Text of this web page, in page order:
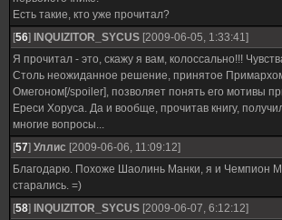
Есть такие, кто уже прочитал?
[56] INQUIZITOR_SYCUS [2009-06-05, 1:33:41]
Я прочитал - это, скажу я вам, колоссально!!!
Столь неожиданное решение, принятое
Омегоном[/spoiler], позволяет понять его мотивы
Ереси Хоруса. Да и вообще, прочитав книгу,
многие вопросы...
[57] Уллис [2009-06-06, 11:09:12]
Благодарю. Похоже Шаолинь Манки, я и Чемпион
старались. =)
[58] INQUIZITOR_SYCUS [2009-06-07, 6:12:12]